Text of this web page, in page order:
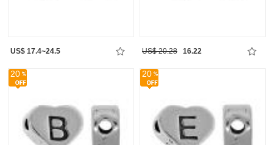
US$ 17.4~24.5 US$ 20.28 16.22
20 20